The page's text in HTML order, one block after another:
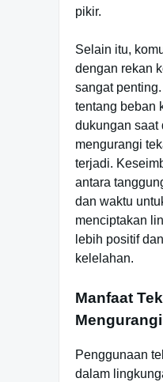
pikir.
Selain itu,
dengan rekan
sangat
tentang beban
dukungan saat
mengurangi
terjadi.
antara
dan waktu
menciptakan
lebih positif
kelelahan.
Manfaat
Penggunaan
dalam